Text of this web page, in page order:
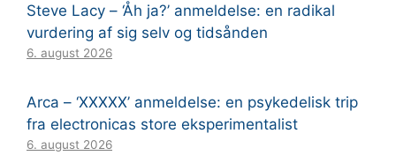
Steve Lacy – ‘Åh ja?’ anmeldelse: en radikal
vurdering af sig selv og tidsånden
6. august 2026
Arca – ‘XXXXX’ anmeldelse: en psykedelisk trip
fra electronicas store eksperimentalist
6. august 2026